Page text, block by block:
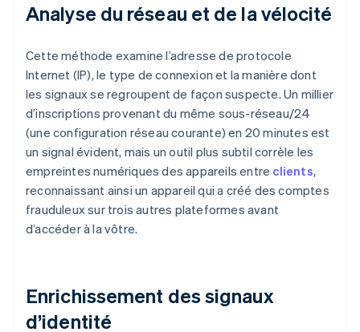
Analyse du réseau et de la vélocité
Cette méthode examine l’adresse de protocole
Internet (IP), le type de connexion et la manière dont
les signaux se regroupent de façon suspecte. Un millier
d’inscriptions provenant du même sous-réseau/24
(une configuration réseau courante) en 20 minutes est
un signal évident, mais un outil plus subtil corrèle les
empreintes numériques des appareils entre clients,
reconnaissant ainsi un appareil qui a créé des comptes
frauduleux sur trois autres plateformes avant
d’accéder à la vôtre.
Enrichissement des signaux
d’identité